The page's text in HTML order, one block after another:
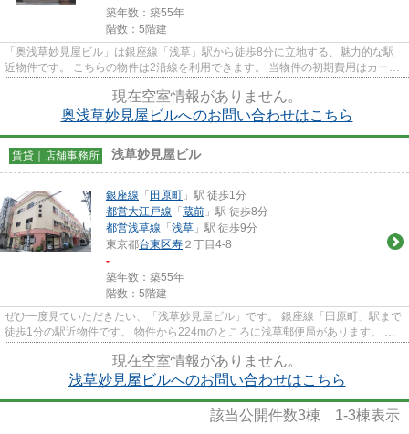
築年数：築55年
階数：5階建
「奥浅草妙見屋ビル」は銀座線「浅草」駅から徒歩8分に立地する、魅力的な駅
近物件です。 こちらの物件は2沿線を利用できます。 当物件の初期費用はカード
現在空室情報がありません。
奥浅草妙見屋ビルへのお問い合わせはこちら
賃貸｜店舗事務所 浅草妙見屋ビル
銀座線 「 田原町 」駅 徒歩1分
都営大江戸線 「 蔵前 」駅 徒歩8分
都営浅草線 「 浅草 」駅 徒歩9分
東京都台東区寿 ２丁目4-8
-
築年数：築55年
階数：5階建
ぜひ一度見ていただきたい、「浅草妙見屋ビル」です。 銀座線「田原町」駅まで
徒歩1分の駅近物件です。 物件から224mのところに浅草郵便局があります。 初
現在空室情報がありません。
浅草妙見屋ビルへのお問い合わせはこちら
該当公開件数3棟 1-3棟表示